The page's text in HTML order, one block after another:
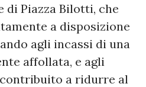
di Piazza Bilotti, che
a disposizione
agli incassi di una
affollata, e agli
a ridurre al